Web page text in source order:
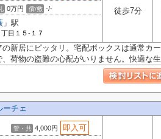
0万円 償/敷 -/-
」駅
丁目１５-１７
徒歩7分
の新居にピッタリ。宅配ボックスは通常カ
荷物の盗難の心配がいりません。快適な
ーチェ
管・共 4,000円 即入可